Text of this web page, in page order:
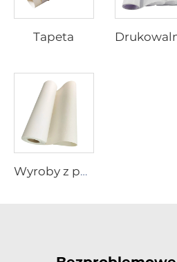
Tapeta
Wyroby z poliestrowego płótna